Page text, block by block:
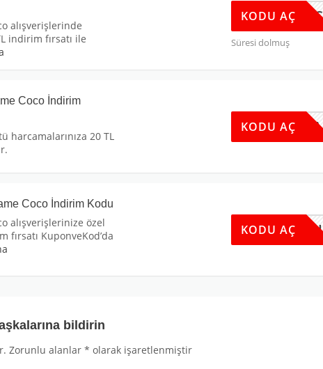
alışverişlerinde
indirim fırsatı ile
KODU AÇ
Süresi dolmuş
Coco İndirim
harcamalarınıza 20 TL
KODU AÇ
Coco İndirim Kodu
alışverişlerinize özel
fırsatı KuponveKod’da
KODU AÇ
bildirin
Zorunlu alanlar * olarak işaretlenmiştir